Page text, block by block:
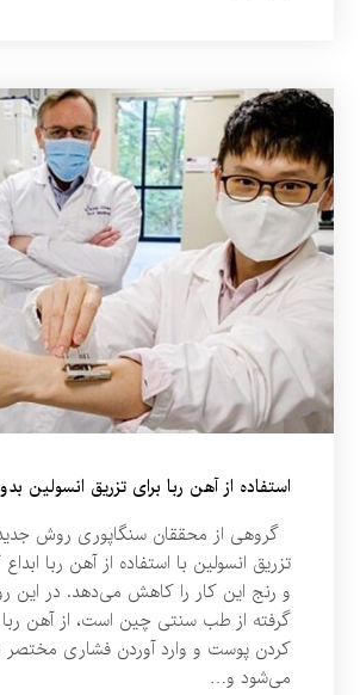
استفاده از آهن ربا برای تزریق انسولین
گروهی از محققان سنگاپوری روش
تزریق انسولین با استفاده از آهن ربا
و رنج این کار را کاهش می‌دهد. در این
گرفته از طب سنتی چین است، از آهن
کردن پوست و وارد آوردن فشاری مختصر
می‌شود و…